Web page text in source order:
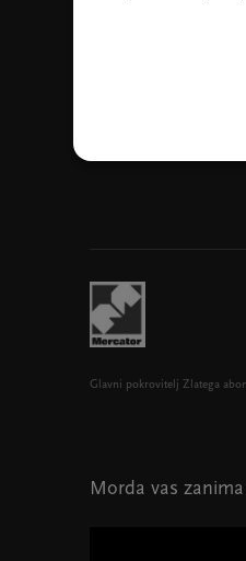
Glavni pokrovitelj Zlatega
Morda vas